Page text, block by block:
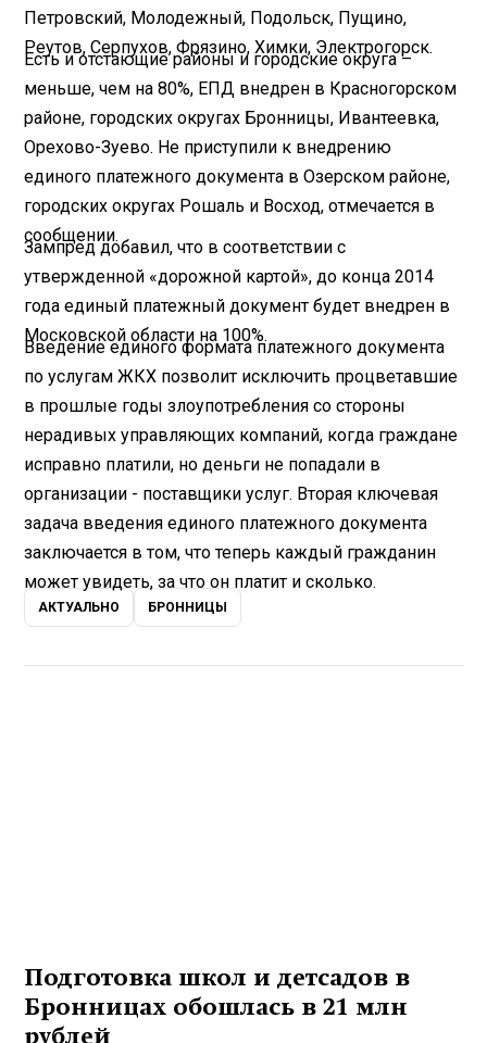
Петровский, Молодежный, Подольск, Пущино,
Реутов, Серпухов, Фрязино, Химки, Электрогорск.
Есть и отстающие районы и городские округа –
меньше, чем на 80%, ЕПД внедрен в Красногорском
районе, городских округах Бронницы, Ивантеевка,
Орехово-Зуево. Не приступили к внедрению
единого платежного документа в Озерском районе,
городских округах Рошаль и Восход, отмечается в
сообщении.
Зампред добавил, что в соответствии с
утвержденной «дорожной картой», до конца 2014
года единый платежный документ будет внедрен в
Московской области на 100%.
Введение единого формата платежного документа
по услугам ЖКХ позволит исключить процветавшие
в прошлые годы злоупотребления со стороны
нерадивых управляющих компаний, когда граждане
исправно платили, но деньги не попадали в
организации - поставщики услуг. Вторая ключевая
задача введения единого платежного документа
заключается в том, что теперь каждый гражданин
может увидеть, за что он платит и сколько.
АКТУАЛЬНО БРОННИЦЫ
Подготовка школ и детсадов в
Бронницах обошлась в 21 млн
рублей